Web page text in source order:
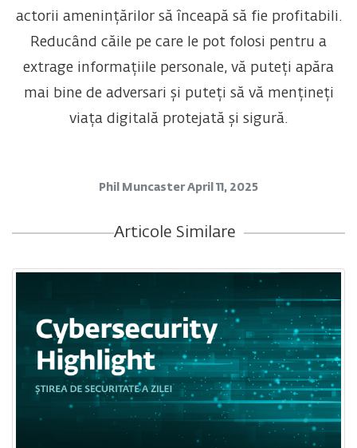
actorii amenințărilor să înceapă să fie profitabili.
Reducând căile pe care le pot folosi pentru a
extrage informațiile personale, vă puteți apăra
mai bine de adversari și puteți să vă mențineți
viața digitală protejată și sigură.
Phil MuncasterApril 11, 2025
Articole Similare